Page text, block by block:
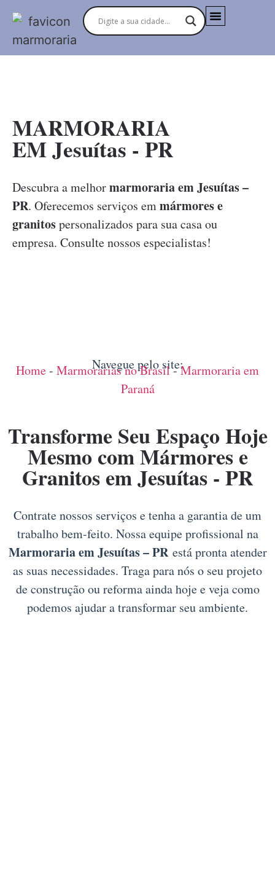
MARMORARIA
EM Jesuítas - PR
Descubra a melhormarmoraria em Jesuítas –
PR. Oferecemos serviços emmármores e
granitospersonalizados para sua casa ou
empresa. Consulte nossos especialistas!
Navegue pelo site:
Home- Marmorarias no Brasil-Marmoraria em
Paraná
Transforme Seu Espaço Hoje
Mesmo com Mármores e
Granitos em Jesuítas - PR
Contrate nossos serviços e tenha a garantia de um
trabalho bem-feito. Nossa equipe profissional na
Marmoraria em Jesuítas – PRestá pronta atender
as suas necessidades. Traga para nós o seu projeto
de construção ou reforma ainda hoje e veja como
podemos ajudar a transformar seu ambiente.